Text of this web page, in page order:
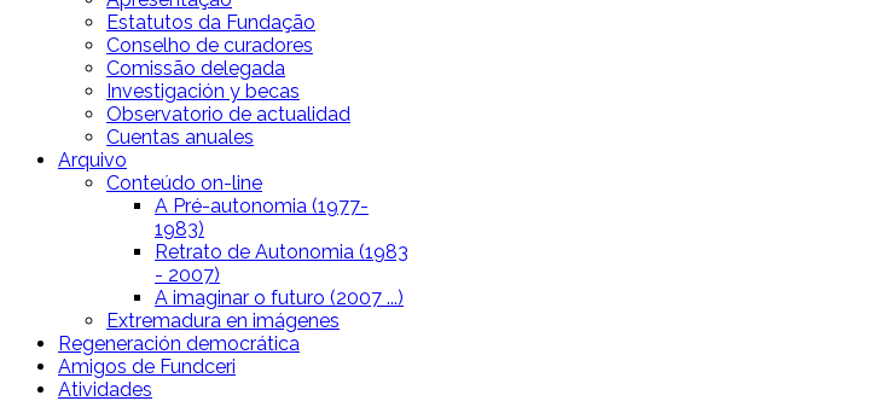
Estatutos da Fundação
Conselho de curadores
Comissão delegada
Investigación y becas
Observatorio de actualidad
Cuentas anuales
Arquivo
Conteúdo on-line
A Pré-autonomia (1977-
1983)
Retrato de Autonomia (1983
- 2007)
A imaginar o futuro (2007 ...)
Extremadura en imágenes
Regeneración democrática
Amigos de Fundceri
Atividades